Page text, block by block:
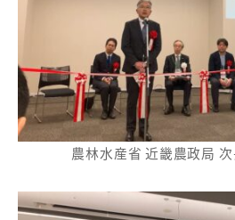
農林水産省 近畿農政局